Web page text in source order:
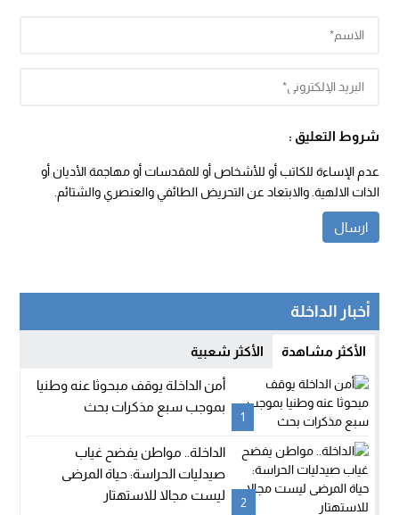
شروط التعليق :
عدم الإساءة للكاتب أو للأشخاص أو للمقدسات أو مهاجمة الأديان أو
الذات الالهية. والابتعاد عن التحريض الطائفي والعنصري والشتائم.
أخبار الداخلة
الأكثر مشاهدة الأكثر شعبية
1
أمن الداخلة يوقف مبحوثا عنه وطنيا
بموجب سبع مذكرات بحث
2
الداخلة.. مواطن يفضح غياب
صيدليات الحراسة: حياة المرضى
ليست مجالا للاستهتار